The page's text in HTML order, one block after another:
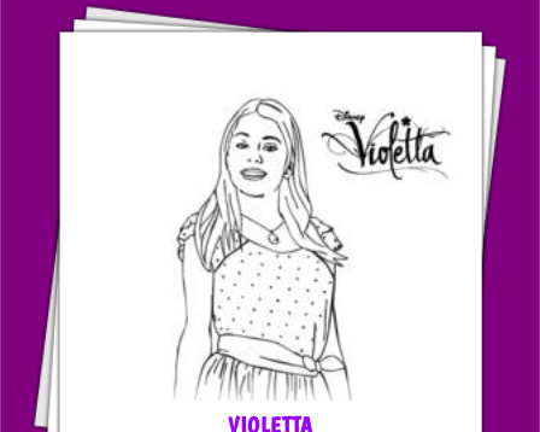
VIOLETTA